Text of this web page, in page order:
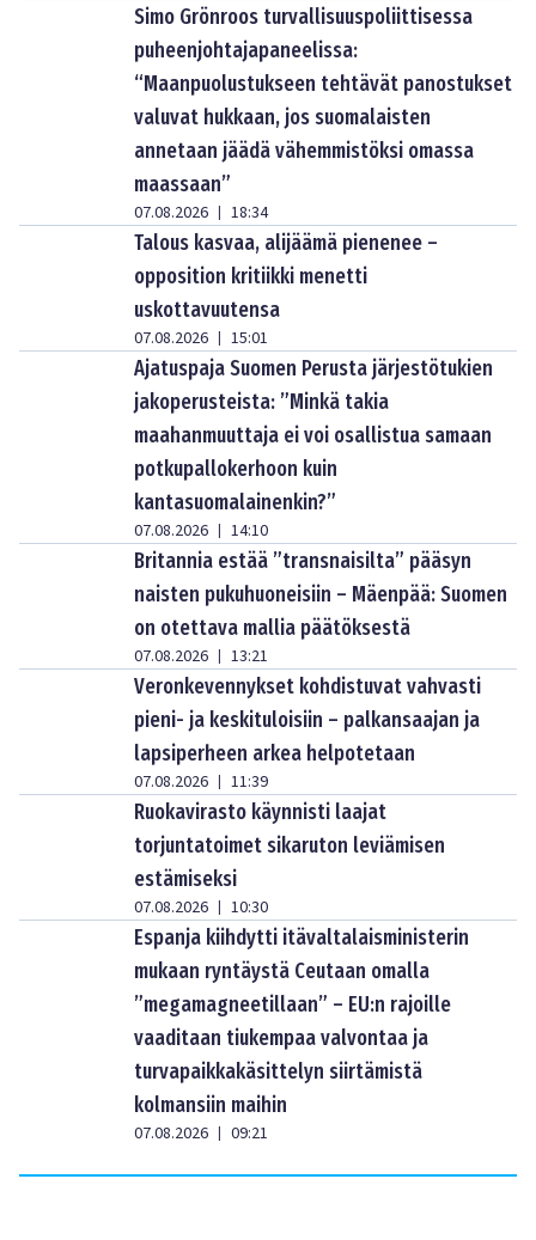
Simo Grönroos turvallisuuspoliittisessa
puheenjohtajapaneelissa:
“Maanpuolustukseen tehtävät panostukset
valuvat hukkaan, jos suomalaisten
annetaan jäädä vähemmistöksi omassa
maassaan”
07.08.2026 | 18:34
Talous kasvaa, alijäämä pienenee –
opposition kritiikki menetti
uskottavuutensa
07.08.2026 | 15:01
Ajatuspaja Suomen Perusta järjestötukien
jakoperusteista: ”Minkä takia
maahanmuuttaja ei voi osallistua samaan
potkupallokerhoon kuin
kantasuomalainenkin?”
07.08.2026 | 14:10
Britannia estää ”transnaisilta” pääsyn
naisten pukuhuoneisiin – Mäenpää: Suomen
on otettava mallia päätöksestä
07.08.2026 | 13:21
Veronkevennykset kohdistuvat vahvasti
pieni- ja keskituloisiin – palkansaajan ja
lapsiperheen arkea helpotetaan
07.08.2026 | 11:39
Ruokavirasto käynnisti laajat
torjuntatoimet sikaruton leviämisen
estämiseksi
07.08.2026 | 10:30
Espanja kiihdytti itävaltalaisministerin
mukaan ryntäystä Ceutaan omalla
”megamagneetillaan” – EU:n rajoille
vaaditaan tiukempaa valvontaa ja
turvapaikkakäsittelyn siirtämistä
kolmansiin maihin
07.08.2026 | 09:21